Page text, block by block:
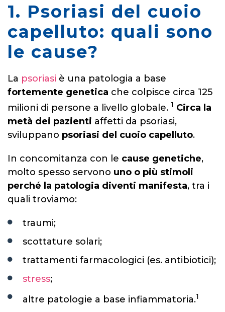
1. Psoriasi del cuoio
capelluto: quali sono
le cause?
La psoriasi è una patologia a base
fortemente genetica che colpisce circa 125
milioni di persone a livello globale. 1 Circa la
metà dei pazienti affetti da psoriasi,
sviluppano psoriasi del cuoio capelluto.
In concomitanza con le cause genetiche,
molto spesso servono uno o più stimoli
perché la patologia diventi manifesta, tra i
quali troviamo:
traumi;
scottature solari;
trattamenti farmacologici (es. antibiotici);
stress;
altre patologie a base infiammatoria.1